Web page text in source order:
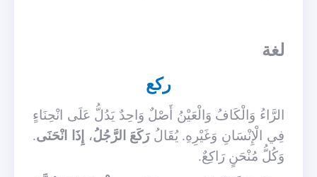
لغة
ركع
الرَّاءُ وَالْكَافُ وَالْعَيْنُ أَصْلٌ وَاحِدٌ يَدُلُّ عَلَى انْحِنَاءٍ
فِي الْإِنْسَانِ وَغَيْرِهِ. يُقَالُرَكَعَ الرَّجُلُ، إِذَا انْحَنَى.
وَكُلُّ مُنْحَنٍ رَاكِعٌ.